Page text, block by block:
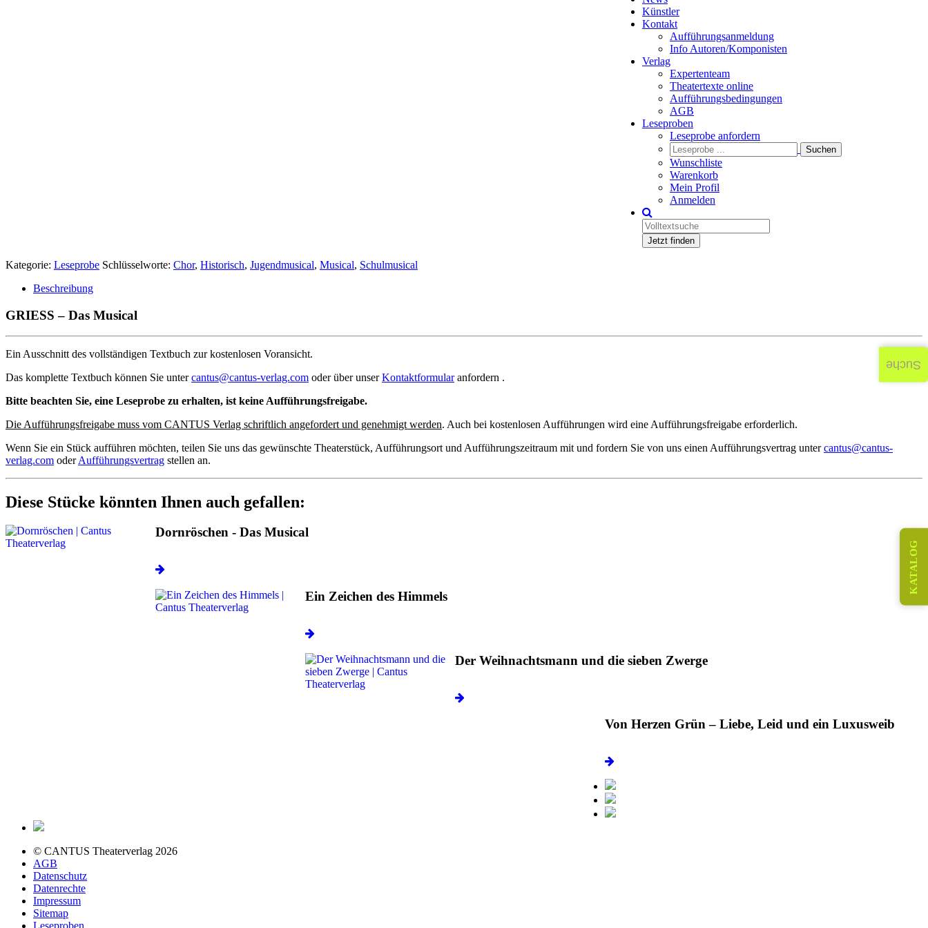
Künstler
Kontakt
Aufführungsanmeldung
Info Autoren/Komponisten
Verlag
Expertenteam
Theatertexte online
Aufführungsbedingungen
AGB
Leseproben
Leseprobe anfordern
Wunschliste
Warenkorb
Mein Profil
Anmelden
Jetzt finden
Kategorie: Leseprobe Schlüsselworte: Chor, Historisch, Jugendmusical, Musical, Schulmusical
Beschreibung
GRIESS – Das Musical
Ein Ausschnitt des vollständigen Textbuch zur kostenlosen Voransicht.
Das komplette Textbuch können Sie untercantus@cantus-verlag.com oder über unserKontaktformularanfordern .
Bitte beachten Sie, eine Leseprobe zu erhalten, ist keine Aufführungsfreigabe.
Die Aufführungsfreigabe muss vom CANTUS Verlag schriftlich angefordert und genehmigt werden. Auch bei kostenlosen Aufführungen wird eine Aufführungsfreigabe erforderlich.
Wenn Sie ein Stück aufführen möchten, teilen Sie uns das gewünschte Theaterstück, Aufführungsort und Aufführungszeitraum mit und fordern Sie von uns einen Aufführungsvertrag untercantus@cantus-
verlag.com oderAufführungsvertrag stellen an.
Diese Stücke könnten Ihnen auch gefallen:
Dornröschen - Das Musical
Ein Zeichen des Himmels
Der Weihnachtsmann und die sieben Zwerge
Von Herzen Grün – Liebe, Leid und ein Luxusweib
© CANTUS Theaterverlag 2026
AGB
Datenschutz
Datenrechte
Impressum
Sitemap
KATALOG
Suche